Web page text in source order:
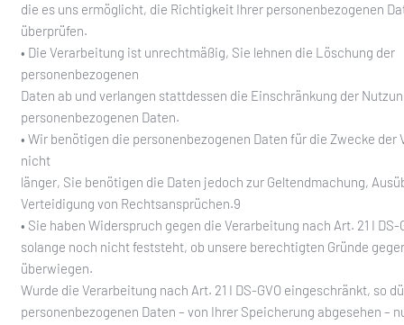
die es uns ermöglicht, die Richtigkeit Ihrer personenbezogenen
überprüfen.
• Die Verarbeitung ist unrechtmäßig, Sie lehnen die Löschung der
personenbezogenen
Daten ab und verlangen stattdessen die Einschränkung der
personenbezogenen Daten.
• Wir benötigen die personenbezogenen Daten für die Zwecke der
nicht
länger, Sie benötigen die Daten jedoch zur Geltendmachung,
Verteidigung von Rechtsansprüchen.9
• Sie haben Widerspruch gegen die Verarbeitung nach Art. 21 I DS-
solange noch nicht feststeht, ob unsere berechtigten Gründe
überwiegen.
Wurde die Verarbeitung nach Art. 21 I DS-GVO eingeschränkt, so
personenbezogenen Daten – von Ihrer Speicherung abgesehen –